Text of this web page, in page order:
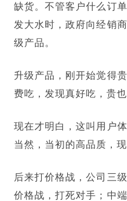
缺货。不管客户什么订
发大水时，政府向经销
级产品。
升级产品，刚开始觉得
费吃，发现真好吃，贵也
现在才明白，这叫用户
当然，当初的高品质，现
后来打价格战，公司三
价格战，打死对手；中